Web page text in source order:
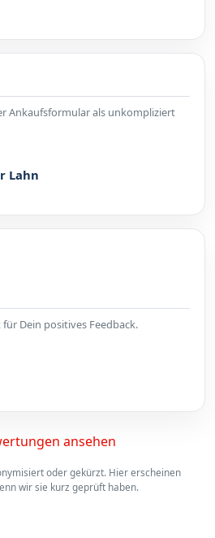
Ankaufsformular als unkompliziert
Lahn
Dein positives Feedback.
ansehen
oder gekürzt. Hier erscheinen
wir sie kurz geprüft haben.